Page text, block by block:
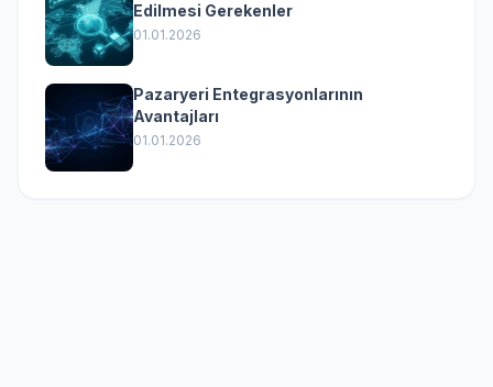
Edilmesi Gerekenler
01.01.2026
Pazaryeri Entegrasyonlarının
Avantajları
01.01.2026